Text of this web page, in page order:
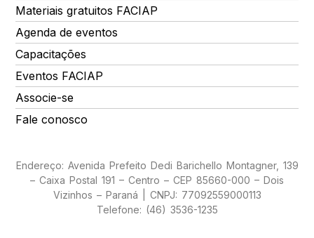
Materiais gratuitos FACIAP
Agenda de eventos
Capacitações
Eventos FACIAP
Associe-se
Fale conosco
Endereço: Avenida Prefeito Dedi Barichello Montagner, 139
– Caixa Postal 191 – Centro – CEP 85660-000 – Dois
Vizinhos – Paraná | CNPJ: 77092559000113
Telefone: (46) 3536-1235